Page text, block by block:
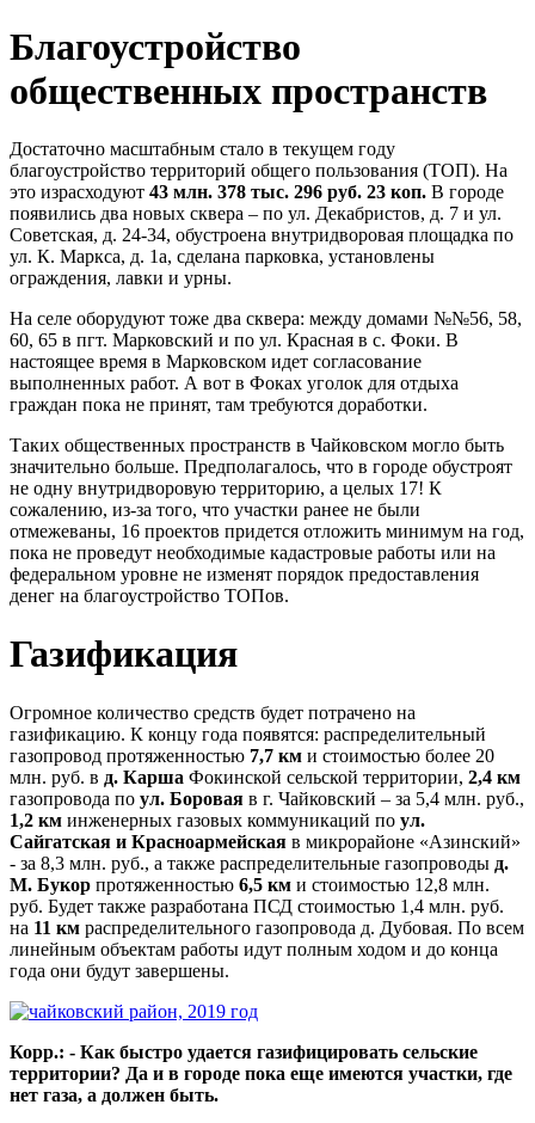
Благоустройство
общественных пространств
Достаточно масштабным стало в текущем году
благоустройство территорий общего пользования (ТОП). На
это израсходуют 43 млн. 378 тыс. 296 руб. 23 коп. В городе
появились два новых сквера – по ул. Декабристов, д. 7 и ул.
Советская, д. 24-34, обустроена внутридворовая площадка по
ул. К. Маркса, д. 1а, сделана парковка, установлены
ограждения, лавки и урны.
На селе оборудуют тоже два сквера: между домами №№56, 58,
60, 65 в пгт. Марковский и по ул. Красная в с. Фоки. В
настоящее время в Марковском идет согласование
выполненных работ. А вот в Фоках уголок для отдыха
граждан пока не принят, там требуются доработки.
Таких общественных пространств в Чайковском могло быть
значительно больше. Предполагалось, что в городе обустроят
не одну внутридворовую территорию, а целых 17! К
сожалению, из-за того, что участки ранее не были
отмежеваны, 16 проектов придется отложить минимум на год,
пока не проведут необходимые кадастровые работы или на
федеральном уровне не изменят порядок предоставления
денег на благоустройство ТОПов.
Газификация
Огромное количество средств будет потрачено на
газификацию. К концу года появятся: распределительный
газопровод протяженностью 7,7 км и стоимостью более 20
млн. руб. в д. Карша Фокинской сельской территории, 2,4 км
газопровода по ул. Боровая в г. Чайковский – за 5,4 млн. руб.,
1,2 км инженерных газовых коммуникаций по ул.
Сайгатская и Красноармейская в микрорайоне «Азинский»
- за 8,3 млн. руб., а также распределительные газопроводы д.
М. Букор протяженностью 6,5 км и стоимостью 12,8 млн.
руб. Будет также разработана ПСД стоимостью 1,4 млн. руб.
на 11 км распределительного газопровода д. Дубовая. По всем
линейным объектам работы идут полным ходом и до конца
года они будут завершены.
Корр.: - Как быстро удается газифицировать сельские
территории? Да и в городе пока еще имеются участки, где
нет газа, а должен быть.